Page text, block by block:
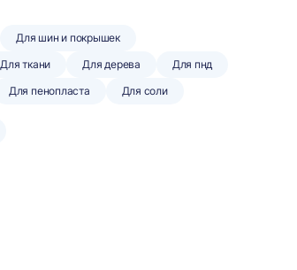
Для шин и покрышек
Для ткани Для дерева
Для пнд
Для пенопласта Для соли